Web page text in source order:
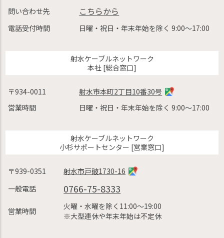
問い合わせ先 こちらから
電話受付時間 日曜・祝日・年末年始を除く 9:00〜17:00
射水ケーブルネットワーク
本社 [総合窓口]
〒934-0011
射水市本町2丁目10番30号
営業時間
日曜・祝日・年末年始を除く 9:00〜17:00
射水ケーブルネットワーク
小杉サポートセンター [営業窓口]
〒939-0351
射水市戸破1730-16
一般電話
0766-75-8333
営業時間
火曜・水曜を除く11:00〜19:00
※大型連休や年末年始は不定休